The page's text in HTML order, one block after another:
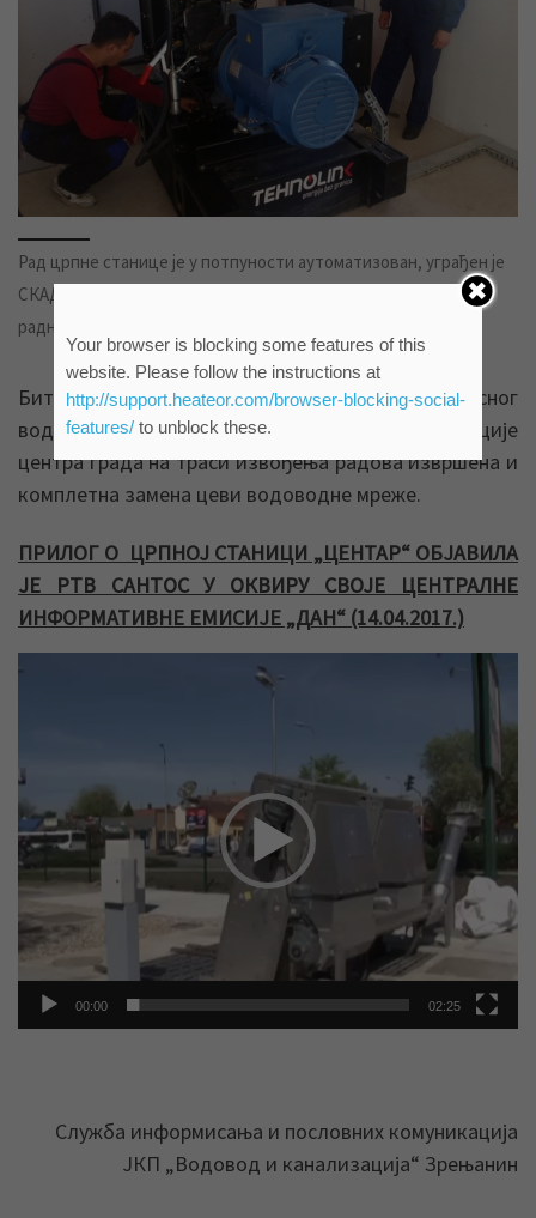
Рад црпне станице је у потпуности аутоматизован, уграђен је
СКАДА систем, а бригу око функционисања опреме воде
радници ЈКП „Водовод и канализација“
Битно је напоменути да је током изградње потисног
вода фекалне канализације и током реконструкције
центра града на траси извођења радова извршена и
комплетна замена цеви водоводне мреже.
ПРИЛОГ О ЦРПНОЈ СТАНИЦИ „ЦЕНТАР“ ОБЈАВИЛА
ЈЕ РТВ САНТОС У ОКВИРУ СВОЈЕ ЦЕНТРАЛНЕ
ИНФОРМАТИВНЕ ЕМИСИЈЕ „ДАН“ (14.04.2017.)
00:00 02:25
Служба информисања и пословних комуникација
ЈКП „Водовод и канализација“ Зрењанин
Your browser is blocking some features of this
website. Please follow the instructions at
http://support.heateor.com/browser-blocking-social-
features/to unblock these.